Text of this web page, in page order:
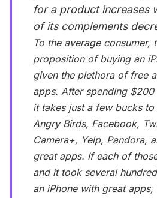
for a product increases
of its complements
To the average consumer,
proposition of buying an
given the plethora of free
apps. After spending $200
it takes just a few bucks
Angry Birds, Facebook,
Camera+, Yelp, Pandora,
great apps. If each of
and it took several
an iPhone with great apps,